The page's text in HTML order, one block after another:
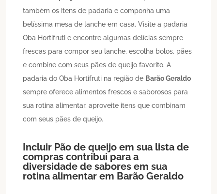
também os itens de padaria e componha uma
belíssima mesa de lanche em casa. Visite a padaria
Oba Hortifruti e encontre algumas delícias sempre
frescas para compor seu lanche, escolha bolos, pães
e combine com seus pães de queijo favorito. A
padaria do Oba Hortifruti na região de Barão Geraldo
sempre oferece alimentos frescos e saborosos para
sua rotina alimentar, aproveite itens que combinam
com seus pães de queijo.
Incluir Pão de queijo em sua lista de
compras contribui para a
diversidade de sabores em sua
rotina alimentar em Barão Geraldo